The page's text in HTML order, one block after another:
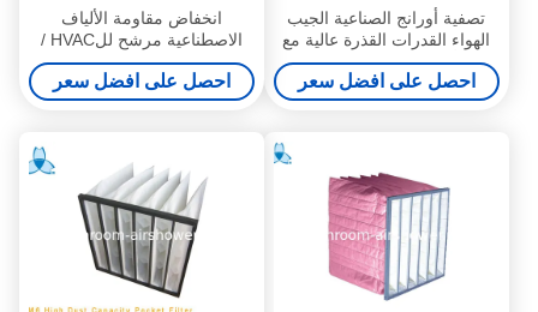
تصفية أورانج الصناعية الجيب
الهواء القدرات القذرة عالية مع
إيفا أو السيليكا المطاط طوقا
احصل على افضل سعر
انخفاض مقاومة الألياف
الاصطناعية مرشح للHVAC /
نظام هيبا لتنقية الهواء تصفية
احصل على افضل سعر